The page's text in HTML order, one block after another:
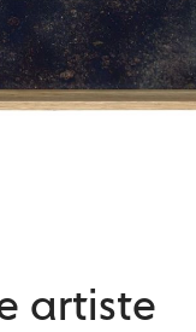
artiste